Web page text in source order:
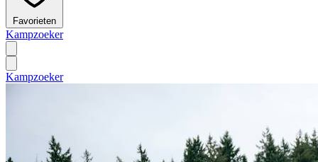
Favorieten
Kampzoeker
Kampzoeker